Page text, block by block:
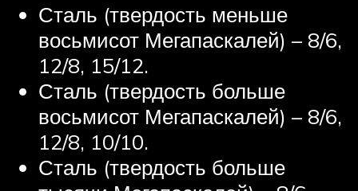
Сталь (твердость меньше
восьмисот Мегапаскалей) – 8/6,
12/8, 15/12.
Сталь (твердость больше
восьмисот Мегапаскалей) – 8/6,
12/8, 10/10.
Сталь (твердость больше